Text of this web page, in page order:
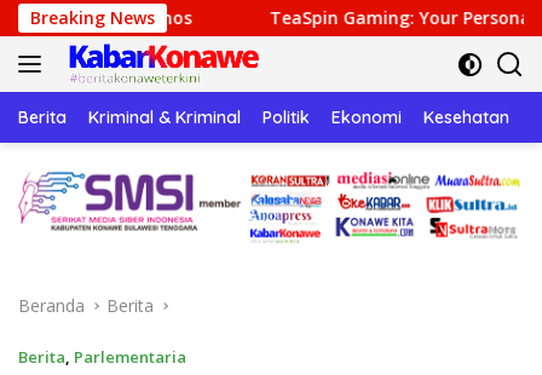
Langsung
ke
konten
Breaking News
TeaSpin Gaming: Your Personal Gateway to Premium
Berita Kriminal & Kriminal Politik Ekonomi Kesehatan
Beranda Berita
Berita, Parlementaria